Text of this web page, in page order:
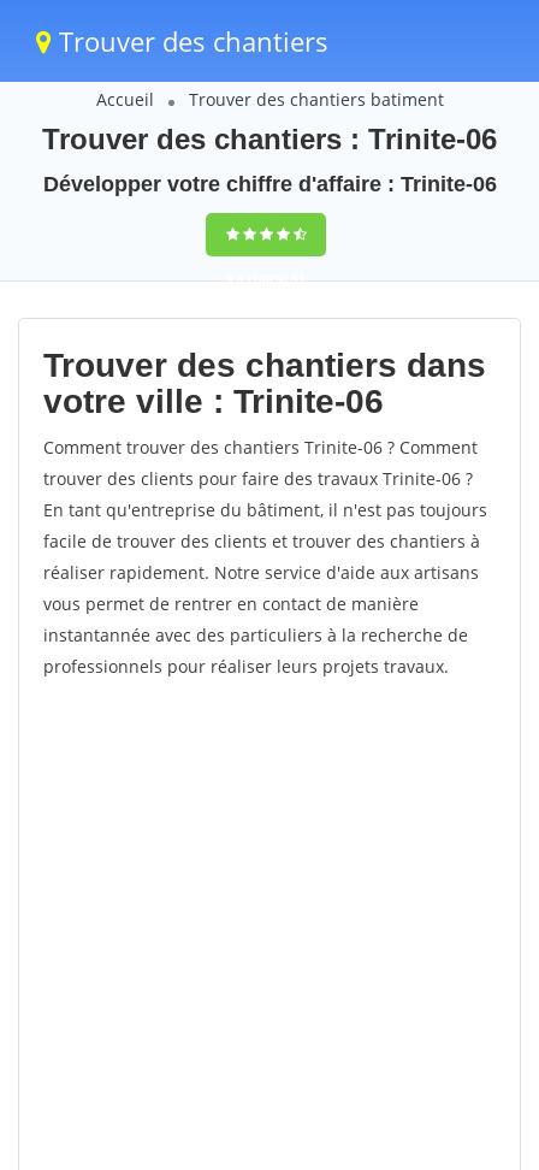
Trouver des chantiers
Accueil Trouver des chantiers batiment
Trouver des chantiers : Trinite-06
Développer votre chiffre d'affaire : Trinite-06
9,5(100%)51
votes
Trouver des chantiers dans
votre ville : Trinite-06
Comment trouver des chantiers Trinite-06 ? Comment
trouver des clients pour faire des travaux Trinite-06 ?
En tant qu'entreprise du bâtiment, il n'est pas toujours
facile de trouver des clients et trouver des chantiers à
réaliser rapidement. Notre service d'aide aux artisans
vous permet de rentrer en contact de manière
instantannée avec des particuliers à la recherche de
professionnels pour réaliser leurs projets travaux.